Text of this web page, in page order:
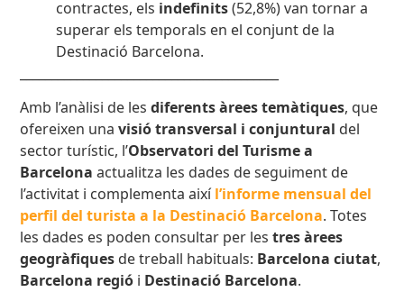
contractes, els indefinits(52,8%) van tornar a
superar els temporals en el conjunt de la
Destinació Barcelona.
Amb l’anàlisi de lesdiferents àrees temàtiques, que
ofereixen unavisió transversal i conjuntural del
sector turístic, l’Observatori del Turisme a
Barcelonaactualitza les dades de seguiment de
l’activitat i complementa aixíl’informe mensual del
perfil del turista a la Destinació Barcelona. Totes
les dades es poden consultar per lestres àrees
geogràfiques de treball habituals: Barcelona ciutat,
Barcelona regió i Destinació Barcelona.